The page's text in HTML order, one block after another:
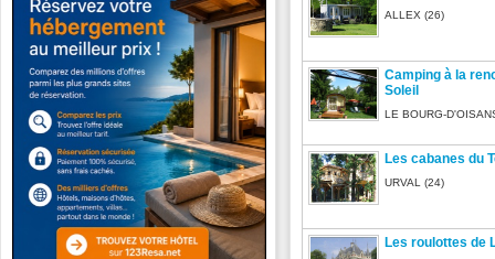
ALLEX (26)
Camping à la
Soleil
LE BOURG-
Les cabanes du
URVAL (24)
Les roulottes de